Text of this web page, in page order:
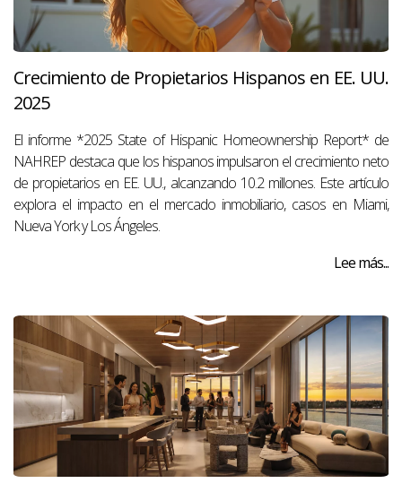
Crecimiento de Propietarios Hispanos en EE. UU.
2025
El informe *2025 State of Hispanic Homeownership Report* de
NAHREP destaca que los hispanos impulsaron el crecimiento neto
de propietarios en EE. UU., alcanzando 10.2 millones. Este artículo
explora el impacto en el mercado inmobiliario, casos en Miami,
Nueva York y Los Ángeles.
Lee más...